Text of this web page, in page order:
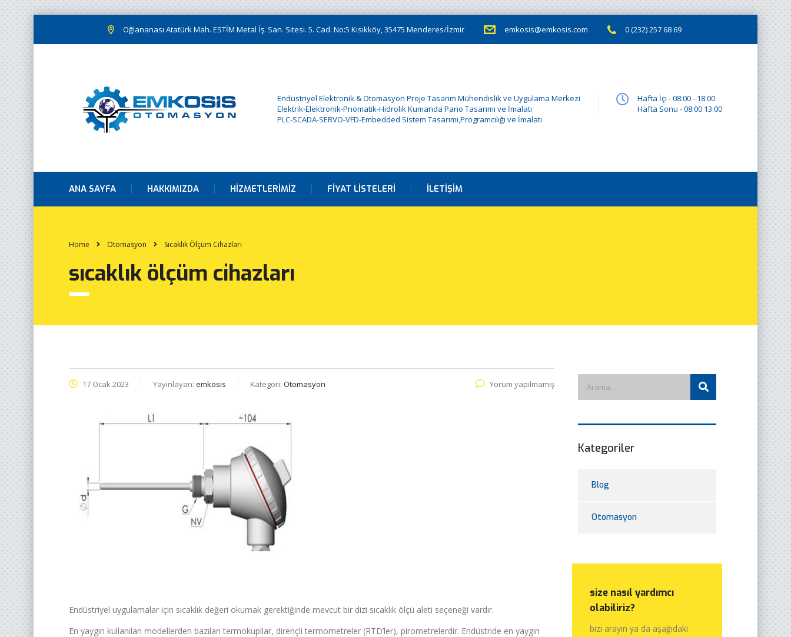
Oğlananası Atatürk Mah. ESTİM Metal İş. San. Sitesi. 5. Cad. No:5 Kısıkköy, 35475 Menderes/İzmir emkosis@emkosis.com 0 (232) 257 68 69
Endüstriyel Elektronik & Otomasyon Proje Tasarım Mühendislik ve Uygulama Merkezi
Elektrik-Elektronik-Pnömatik-Hidrolik Kumanda Pano Tasarımı ve İmalatı
PLC-SCADA-SERVO-VFD-Embedded Sistem Tasarımı,Programcılığı ve İmalatı
Hafta İçi - 08:00 - 18:00
Hafta Sonu - 08:00 13:00
ANA SAYFA HAKKIMIZDA HIZMETLERIMIZ FIYAT LISTELERI İLETIŞIM
Home Otomasyon Sıcaklık Ölçüm Cihazları
sıcaklık ölçüm cihazları
17 Ocak 2023 Yayınlayan: emkosis Kategori: Otomasyon Yorum yapılmamış
Endüstriyel uygulamalar için sıcaklık değeri okumak gerektiğinde mevcut bir dizi sıcaklık ölçü aleti seçeneği vardır.
En yaygın kullanılan modellerden bazıları termokupllar, dirençli termometreler (RTD’ler), pirometrelerdir. Endüstride en yaygın
Kategoriler
Blog
Otomasyon
size nasıl yardımcı
olabiliriz?
bizi arayın ya da aşağıdaki